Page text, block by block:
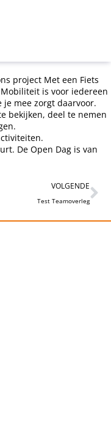
project Met een Fiets
is voor iedereen
mee zorgt daarvoor.
bekijken, deel te nemen
De Open Dag is van
VOLGENDE
Test Teamoverleg